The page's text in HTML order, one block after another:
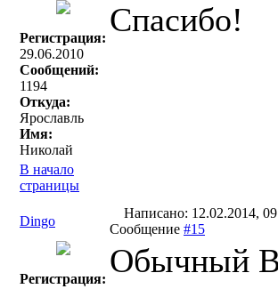
Регистрация:
29.06.2010
Сообщений:
1194
Откуда:
Ярославль
Имя:
Николай
Спасибо!
В начало
страницы
Dingo
Написано: 12.02.2014,
Сообщение #15
Регистрация: Обычный